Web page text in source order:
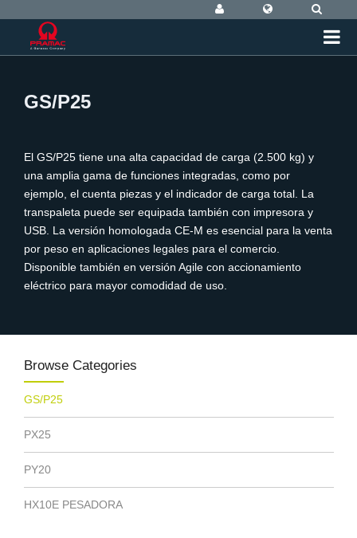
GS/P25
El GS/P25 tiene una alta capacidad de carga (2.500 kg) y
una amplia gama de funciones integradas, como por
ejemplo, el cuenta piezas y el indicador de carga total. La
transpaleta puede ser equipada también con impresora y
USB. La versión homologada CE-M es esencial para la venta
por peso en aplicaciones legales para el comercio.
Disponible también en versión Agile con accionamiento
eléctrico para mayor comodidad de uso.
Browse Categories
GS/P25
PX25
PY20
HX10E PESADORA